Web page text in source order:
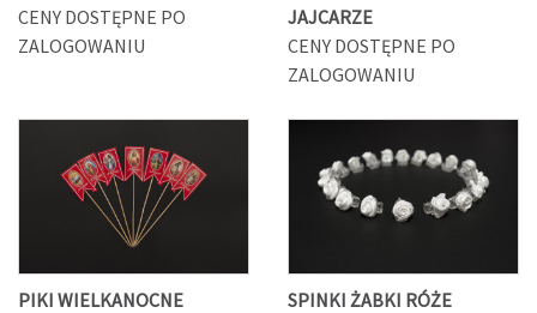
CENY DOSTĘPNE PO
ZALOGOWANIU
JAJCARZE
CENY DOSTĘPNE PO
ZALOGOWANIU
PIKI WIELKANOCNE
SPINKI ŻABKI RÓŻE